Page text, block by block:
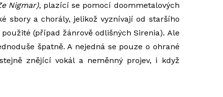
Nigmar), plazící se pomocí doommetalových
sbory a chorály, jelikož vyznívají od staršího
(případ žánrově odlišných Sirenia). Ale
špatně. A nejedná se pouze o ohrané
znějící vokál a neměnný projev, i když